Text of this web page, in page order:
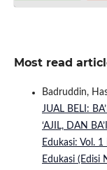
Most read
Badruddin,
JUAL BELI:
‘AJIL, DAN
Edukasi: Vol.
Edukasi (Edisi